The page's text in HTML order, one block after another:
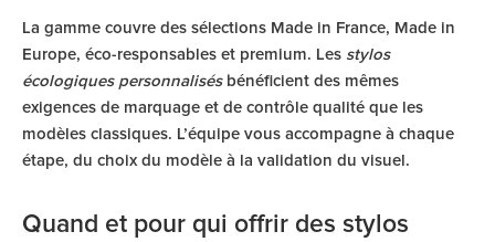
La gamme couvre des sélections Made in France, Made in
Europe, éco-responsables et premium. Les stylos
écologiques personnalisésbénéficient des mêmes
exigences de marquage et de contrôle qualité que les
modèles classiques. L’équipe vous accompagne à chaque
étape, du choix du modèle à la validation du visuel.
Quand et pour qui offrir des stylos